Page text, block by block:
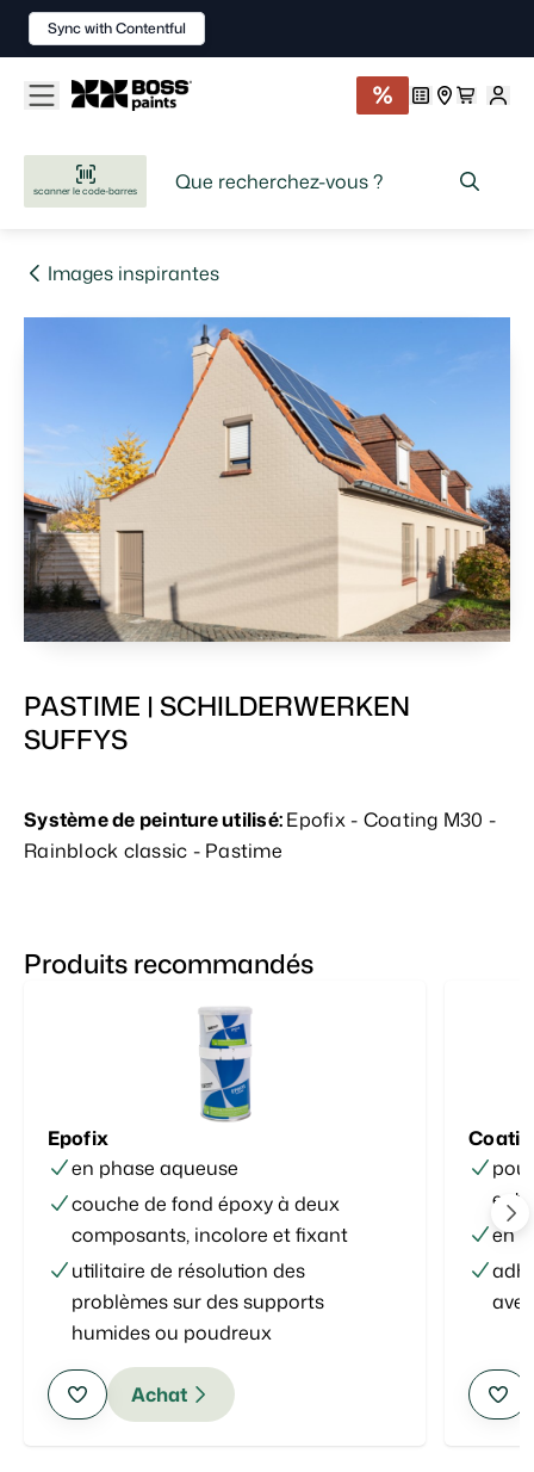
scanner le code-barres
Images inspirantes
PASTIME | SCHILDERWERKEN
SUFFYS
Système de peinture utilisé:Epofix - Coating M30 -
Rainblock classic - Pastime
Produits recommandés
Epofix
en phase aqueuse
couche de fond époxy à deux
composants, incolore et fixant
utilitaire de résolution des
problèmes sur des supports
humides ou poudreux
Achat
en
Sync with Contentful